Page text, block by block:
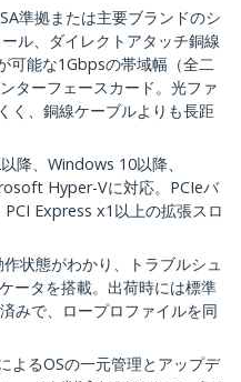
準拠または主要ブランドのシ
ル、ダイレクトアタッチ銅線
可能な1Gbpsの帯域幅（全二
ターフェースカード。光ファ
く、銅線ケーブルよりも長距
降、Windows 10以降、
Hyper-Vに対応。PCIeバ
Express x1以上の拡張スロ
状態がわかり、トラブルシュ
ータを搭載。出荷時には標準
みで、ロープロファイルを同
よるOSの一元管理とアップデ